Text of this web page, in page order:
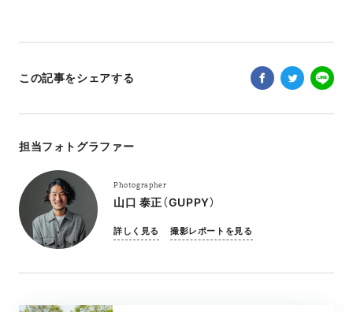
この記事をシェアする
担当フォトグラファー
Photographer
山口 泰正（GUPPY）
詳しく見る 撮影レポートを見る